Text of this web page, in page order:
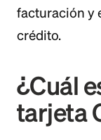
facturación y
crédito.
¿Cuál
tarjeta